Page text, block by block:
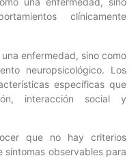
clínicamente
enfermedad, sino como
neuropsicológico. Los
específicas que
interacción social y
que no hay criterios
observables para